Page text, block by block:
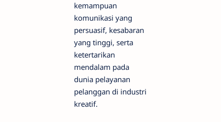
kemampuan
komunikasi yang
persuasif, kesabaran
yang tinggi, serta
ketertarikan
mendalam pada
dunia pelayanan
pelanggan di industri
kreatif.